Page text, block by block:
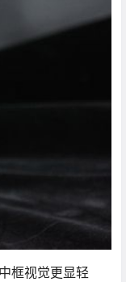
框视觉更显轻